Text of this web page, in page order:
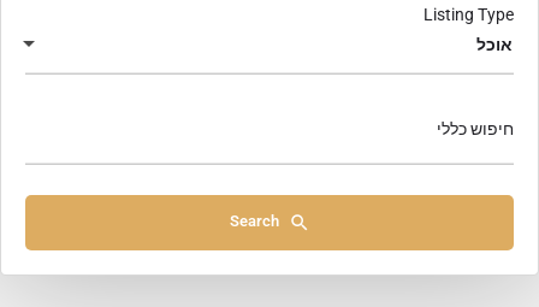
אוכל
Listing Type
חיפוש כללי
Search